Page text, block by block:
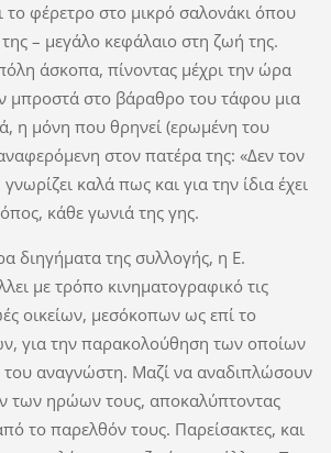
το φέρετρο στο μικρό σαλονάκι όπου
της – μεγάλο κεφάλαιο στη ζωή της.
άσκοπα, πίνοντας μέχρι την ώρα
μπροστά στο βάραθρο του τάφου μια
η μόνη που θρηνεί (ερωμένη του
στον πατέρα της: «Δεν τον
καλά πως και για την ίδια έχει
κάθε γωνιά της γης.
διηγήματα της συλλογής, η Ε.
με τρόπο κινηματογραφικό τις
οικείων, μεσόκοπων ως επί το
για την παρακολούθηση των οποίων
του αναγνώστη. Μαζί να αναδιπλώσουν
των ηρώων τους, αποκαλύπτοντας
το παρελθόν τους. Παρείσακτες, και